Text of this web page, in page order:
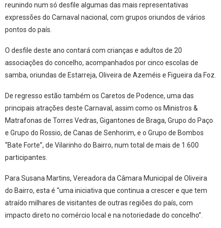
reunindo num só desfile algumas das mais representativas
expressões do Carnaval nacional, com grupos oriundos de vários
pontos do país.
O desfile deste ano contará com crianças e adultos de 20
associações do concelho, acompanhados por cinco escolas de
samba, oriundas de Estarreja, Oliveira de Azeméis e Figueira da Foz.
De regresso estão também os Caretos de Podence, uma das
principais atrações deste Carnaval, assim como os Ministros &
Matrafonas de Torres Vedras, Gigantones de Braga, Grupo do Paço
e Grupo do Rossio, de Canas de Senhorim, e o Grupo de Bombos
“Bate Forte”, de Vilarinho do Bairro, num total de mais de 1.600
participantes.
Para Susana Martins, Vereadora da Câmara Municipal de Oliveira
do Bairro, esta é “uma iniciativa que continua a crescer e que tem
atraído milhares de visitantes de outras regiões do país, com
impacto direto no comércio local e na notoriedade do concelho”.